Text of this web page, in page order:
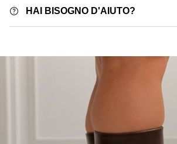
HAI BISOGNO D'AIUTO?